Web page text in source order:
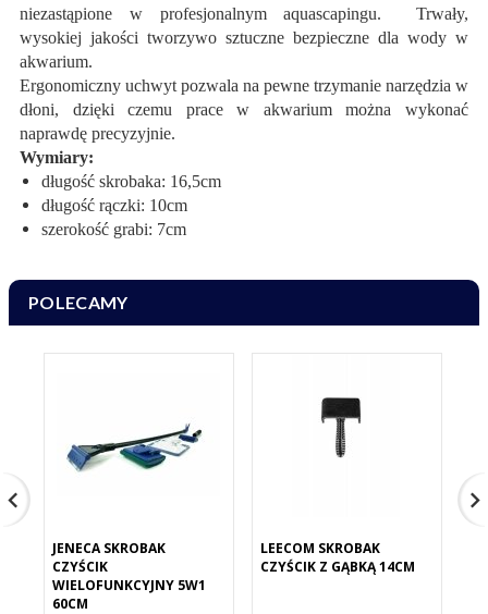
niezastąpione w profesjonalnym aquascapingu. Trwały,
wysokiej jakości tworzywo sztuczne bezpieczne dla wody w
akwarium.
Ergonomiczny uchwyt pozwala na pewne trzymanie narzędzia w
dłoni, dzięki czemu prace w akwarium można wykonać
naprawdę precyzyjnie.
Wymiary:
długość skrobaka: 16,5cm
długość rączki: 10cm
szerokość grabi: 7cm
POLECAMY
JENECA SKROBAK
CZYŚCIK
WIELOFUNKCYJNY 5W1
60CM
LEECOM SKROBAK
CZYŚCIK Z GĄBKĄ 14CM